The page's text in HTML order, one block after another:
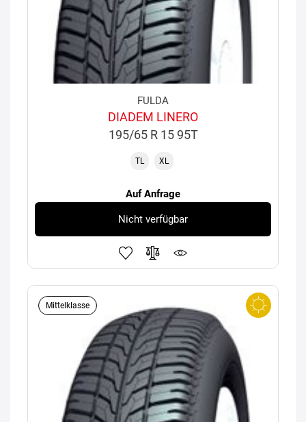
FULDA
DIADEM LINERO
195/65 R 15 95T
TL XL
Auf Anfrage
Nicht verfügbar
Mittelklasse